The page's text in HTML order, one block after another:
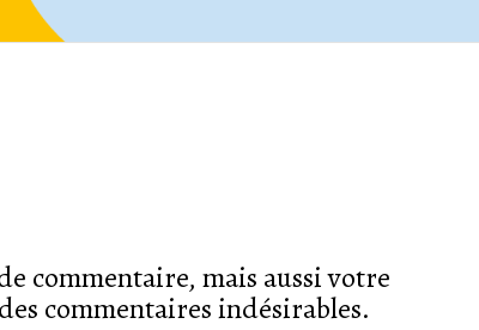
commentaire, mais aussi votre
commentaires indésirables.